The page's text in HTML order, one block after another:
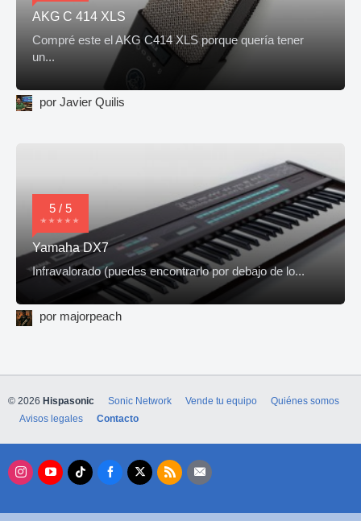
AKG C 414 XLS
Compré este el AKG C414 XLS porque quería tener
un...
por Javier Quilis
5 / 5
Yamaha DX7
Infravalorado (puedes encontrarlo por debajo de lo...
por majorpeach
© 2026 Hispasonic Sonic Network Vende tu equipo
Quiénes somos
Avisos legales
Contacto